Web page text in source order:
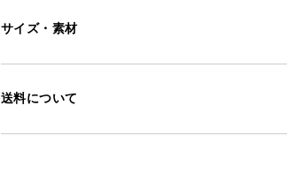
サイズ・素材
送料について